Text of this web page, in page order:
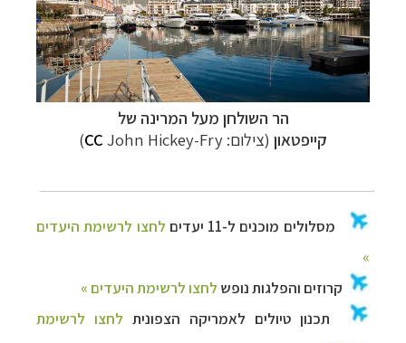
הר השולחן מעל המרינה של
קייפטאון (צילום: CC John Hickey-Fry)